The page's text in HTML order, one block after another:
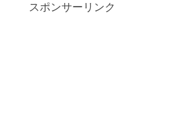
スポンサーリンク